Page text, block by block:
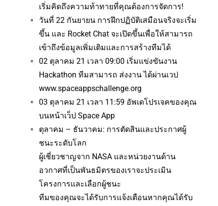
เริ่มคิดถึงความท้าทายที่คุณต้องการจัดการ!
วันที่ 22 กันยายน การฝึกปฏิบัติเสมือนจริงจะเริ่ม
ขึ้น และ Rocket Chat จะเปิดขึ้นเพื่อให้สามารถ
เข้าถึงข้อมูลเพิ่มเติมและการสร้างทีมได้
02 ตุลาคม 21 เวลา 09:00 เริ่มแข่งขันงาน
Hackathon ทีมสามารถ ส่งงาน ได้ผ่านเวป
www.spaceappschallenge.org
03 ตุลาคม 21 เวลา 11:59 อัพเดโปรเจคของคุณ
บนหน้าเว็ป Space App
ตุลาคม – ธันวาคม: การตัดสินและประกาศผู้
ชนะระดับโลก
ผู้เชี่ยวชาญจาก NASA และหน่วยงานด้าน
อวกาศที่เป็นพันธมิตรของเราจะประเมิน
โครงการและเลือกผู้ชนะ
ทีมของคุณจะได้รับการแจ้งเตือนหากคุณได้รับ